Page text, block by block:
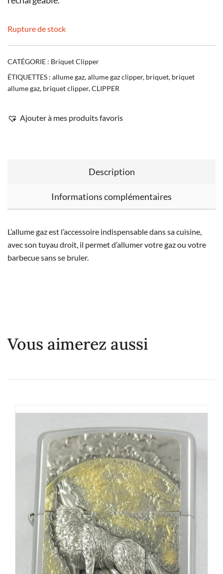
Rupture de stock
CATÉGORIE : Briquet Clipper
ÉTIQUETTES : allume gaz,allume gaz clipper, briquet, briquet
allume gaz, briquet clipper,CLIPPER
Ajouter à mes produits favoris
Description
Informations complémentaires
L’allume gaz est l’accessoire indispensable dans sa cuisine,
avec son tuyau droit, il permet d’allumer votre gaz ou votre
barbecue sans se bruler.
Vous aimerez aussi